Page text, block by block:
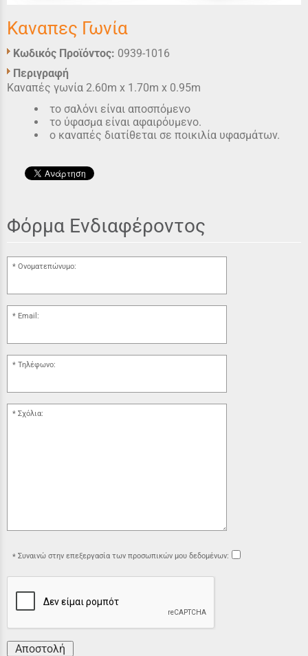
Καναπες Γωνία
Κωδικός Προϊόντος: 0939-1016
Περιγραφή
Καναπές γωνία 2.60m x 1.70m x 0.95m
το σαλόνι είναι αποσπόμενο
το ύφασμα είναι αφαιρόυμενο.
ο καναπές διατίθεται σε ποικιλία υφασμάτων.
Φόρμα Ενδιαφέροντος
Ονοματεπώνυμο:
Email:
Τηλέφωνο:
Σχόλια:
Συναινώ στην επεξεργασία των προσωπικών μου δεδομένων:
Αποστολή